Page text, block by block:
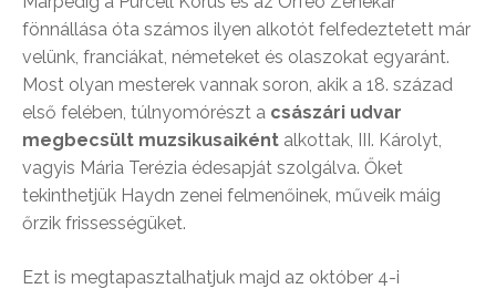
fönnállása óta számos ilyen alkotót felfedeztetett már
velünk, franciákat, németeket és olaszokat egyaránt.
Most olyan mesterek vannak soron, akik a 18. század
első felében, túlnyomórészt a császári udvar
megbecsült muzsikusaiként alkottak, III. Károlyt,
vagyis Mária Terézia édesapját szolgálva. Őket
tekinthetjük Haydn zenei felmenőinek, műveik máig
őrzik frissességüket.
Ezt is megtapasztalhatjuk majd az október 4-i